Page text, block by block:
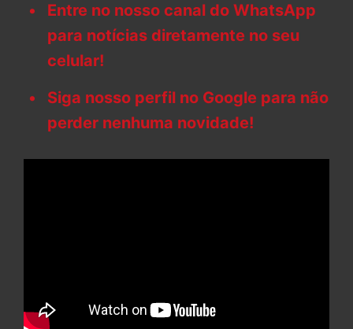
Entre no nosso canal do WhatsApp
para notícias diretamente no seu
celular!
Siga nosso perfil no Google para não
perder nenhuma novidade!